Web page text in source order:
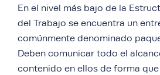
En el nivel más bajo de la
del Trabajo se encuentra un
comúnmente denominado
Deben comunicar todo el
contenido en ellos de forma